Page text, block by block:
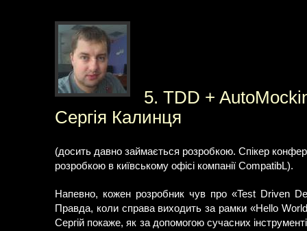
5. TDD +
Сергія Калинця
(досить давно займається розробкою. Спікер
розробкою в київському офісі компанії CompatibL).
Напевно, кожен розробник чув про «Test Driven
Правда, коли справа виходить за рамки «Hello
Сергій покаже, як за допомогою сучасних